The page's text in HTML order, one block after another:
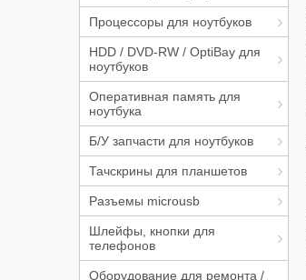
Процессоры для ноутбуков
HDD / DVD-RW / OptiBay для
ноутбуков
Оперативная память для
ноутбука
Б/У запчасти для ноутбуков
Тачскрины для планшетов
Разъемы microusb
Шлейфы, кнопки для
телефонов
Оборудование для ремонта /